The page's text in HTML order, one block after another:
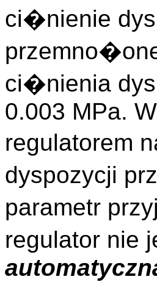
ci�nienie
ci�nienia
0.003 MPa.
regulatorem
dyspozycji
parametr
regulator